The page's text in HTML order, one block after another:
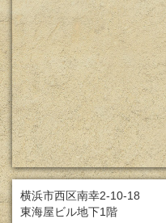
横浜市西区南幸2-10-18
東海屋ビル地下1階